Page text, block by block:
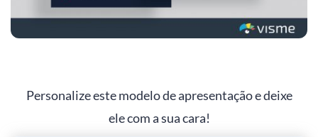
Personalize este modelo de apresentação e deixe
ele com a sua cara!